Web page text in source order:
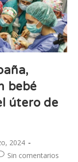
bebé
útero de
2024
Sin comentarios